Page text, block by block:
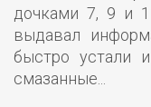
дочками 7, 9 и
выдавал
быстро устали
смазанные...